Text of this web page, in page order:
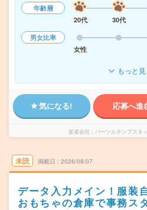
年齢層
20代
30代
男女比率
女性
もっと
気になる! 応募へ進
派遣会社 パーソルテンプスタ
未読 掲載日 2026/08/07
データ入力メイン！服装
おもちゃの倉庫で事務ス